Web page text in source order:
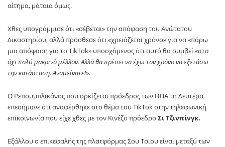
αίτημα, μάταια όμως.
Χθες υπογράμμισε ότι «σέβεται» την απόφαση του Ανώτατου
Δικαστηρίου, αλλά πρόσθεσε ότι «χρειάζεται χρόνο» για να «πάρω
μια απόφαση για το TikTok» υποσχόμενος ότι αυτό θα συμβεί«στο
όχι πολύ μακρινό μέλλον. Αλλά θα πρέπει να έχω τον χρόνο να εξετάσω
την κατάσταση. Αναμείνατε!».
Ο Ρεπουμπλικάνος που ορκίζεται πρόεδρος των ΗΠΑ τη Δευτέρα
επεσήμανε ότι αναφέρθηκε στο θέμα του TikTok στην τηλεφωνική
επικοινωνία που είχε χθες με τον Κινέζο πρόεδρο Σι Τζινπίνγκ.
Εξάλλου ο επικεφαλής της πλατφόρμας Σου Τσιου είναι μεταξύ των